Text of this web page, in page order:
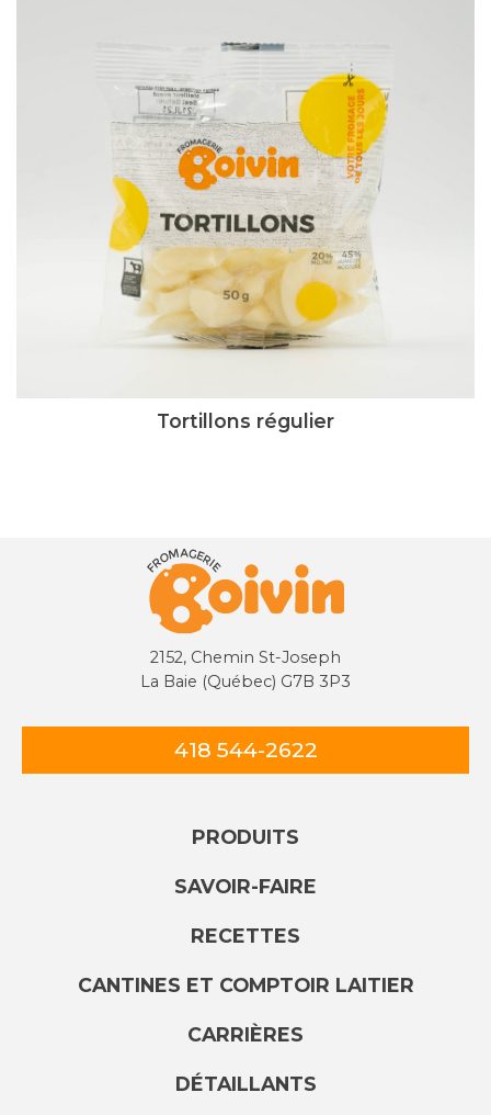
Tortillons régulier
2152, Chemin St-Joseph
La Baie (Québec) G7B 3P3
418 544-2622
PRODUITS
SAVOIR-FAIRE
RECETTES
CANTINES ET COMPTOIR LAITIER
CARRIÈRES
DÉTAILLANTS